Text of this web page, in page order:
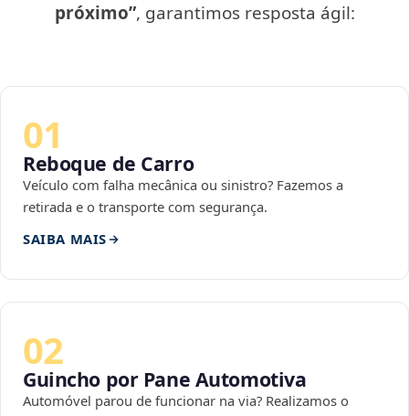
próximo”, garantimos resposta ágil:
01
Reboque de Carro
Veículo com falha mecânica ou sinistro? Fazemos a
retirada e o transporte com segurança.
SAIBA MAIS
02
Guincho por Pane Automotiva
Automóvel parou de funcionar na via? Realizamos o